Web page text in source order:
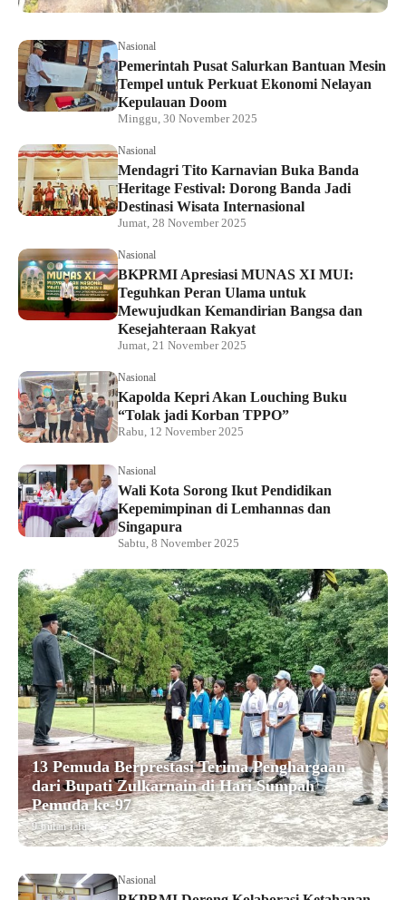
Nasional
Pemerintah Pusat Salurkan Bantuan Mesin
Tempel untuk Perkuat Ekonomi Nelayan
Kepulauan Doom
Minggu, 30 November 2025
Nasional
Mendagri Tito Karnavian Buka Banda
Heritage Festival: Dorong Banda Jadi
Destinasi Wisata Internasional
Jumat, 28 November 2025
Nasional
BKPRMI Apresiasi MUNAS XI MUI:
Teguhkan Peran Ulama untuk
Mewujudkan Kemandirian Bangsa dan
Kesejahteraan Rakyat
Jumat, 21 November 2025
Nasional
Kapolda Kepri Akan Louching Buku
“Tolak jadi Korban TPPO”
Rabu, 12 November 2025
Nasional
Wali Kota Sorong Ikut Pendidikan
Kepemimpinan di Lemhannas dan
Singapura
Sabtu, 8 November 2025
13 Pemuda Berprestasi Terima Penghargaan
dari Bupati Zulkarnain di Hari Sumpah
Pemuda ke-97
9 bulan lalu
Nasional